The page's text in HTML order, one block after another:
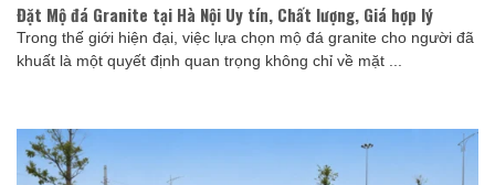
Đặt Mộ đá Granite tại Hà Nội Uy tín, Chất lượng, Giá hợp lý
Trong thế giới hiện đại, việc lựa chọn mộ đá granite cho người đã
khuất là một quyết định quan trọng không chỉ về mặt ...